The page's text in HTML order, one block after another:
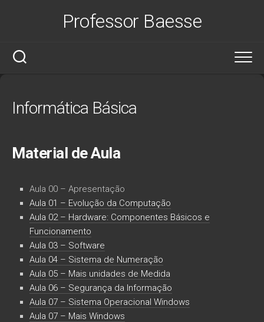
Professor Baesse
Informática Básica
Material de Aula
Aula 00 – Apresentação
Aula 01 – Evolução da Computação
Aula 02 – Hardware: Componentes Básicos e
Funcionamento
Aula 03 – Software
Aula 04 – Sistema de Numeração
Aula 05 – Mais unidades de Medida
Aula 06 – Segurança da Informação
Aula 07 – Sistema Operacional Windows
Aula 07 – Mais Windows